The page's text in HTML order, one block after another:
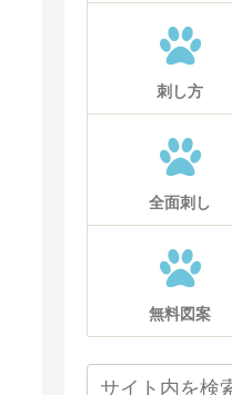
刺し方
全面刺し
無料図案